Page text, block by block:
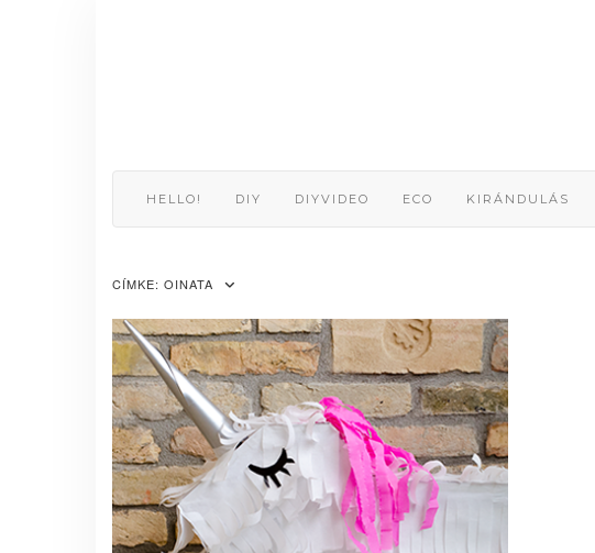
HELLO! DIY DIYVIDEO ECO KIRÁNDULÁS
CÍMKE: OINATA